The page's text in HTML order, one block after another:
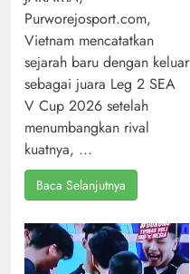
Purworejosport.com,
Vietnam mencatatkan
sejarah baru dengan keluar
sebagai juara Leg 2 SEA
V Cup 2026 setelah
menumbangkan rival
kuatnya, ...
Baca Selanjutnya